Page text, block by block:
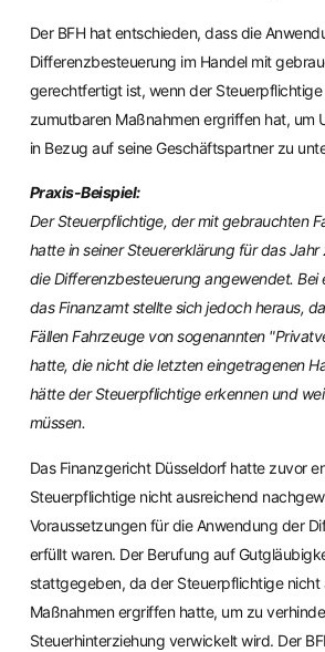
Der BFH hat entschieden, dass die
Differenzbesteuerung im Handel mit
gerechtfertigt ist, wenn der Steuerpflichtige
zumutbaren Maßnahmen ergriffen hat, um
in Bezug auf seine Geschäftspartner zu
Praxis-Beispiel:
Der Steuerpflichtige, der mit gebrauchten
hatte in seiner Steuererklärung für das Jahr
die Differenzbesteuerung angewendet. Bei
das Finanzamt stellte sich jedoch heraus,
Fällen Fahrzeuge von sogenannten
hatte, die nicht die letzten eingetragenen
hätte der Steuerpflichtige erkennen und
müssen.
Das Finanzgericht Düsseldorf hatte zuvor
Steuerpflichtige nicht ausreichend
Voraussetzungen für die Anwendung der
erfüllt waren. Der Berufung auf
stattgegeben, da der Steuerpflichtige nicht
Maßnahmen ergriffen hatte, um zu
Steuerhinterziehung verwickelt wird. Der